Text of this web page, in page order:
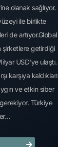
olanak sağlıyor.
ile birlikte
de artıyor.Global
şirketlere getirdiği
USD'ye ulaştı.
karşıya kaldıkları
ve etkin siber
Türkiye